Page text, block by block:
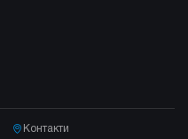
Контакти